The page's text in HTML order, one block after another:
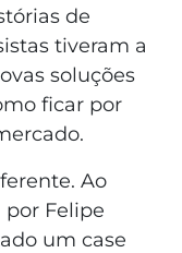
de
tiveram a
soluções
ficar por
Ao
Felipe
um case